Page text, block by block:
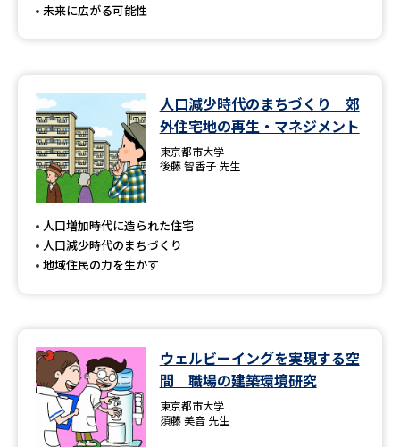
先輩が入学を決めた理由 テレメール全国一斉進学調査
新生活お役立ちガイド
学問発見
学問のミニ講義「夢ナビ講義」 学問分野解説
学問の教科書 夢ナビライブ
未来に広がる可能性
人口減少時代のまちづくり 郊
外住宅地の再生・マネジメント
東京都市大学
後藤 智香子 先生
人口増加時代に造られた住宅
人口減少時代のまちづくり
地域住民の力を生かす
ウェルビーイングを実現する空
間 職場の建築環境研究
東京都市大学
須藤 美音 先生